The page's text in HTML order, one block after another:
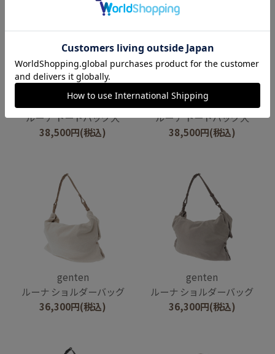
genten
ルーナ トートバッグ大
38,500円(税込)
genten
ルーナ トートバッグ大
38,500円(税込)
genten
ルーナ ショルダーバッグ
36,300円(税込)
genten
ルーナ ショルダーバッグ
36,300円(税込)